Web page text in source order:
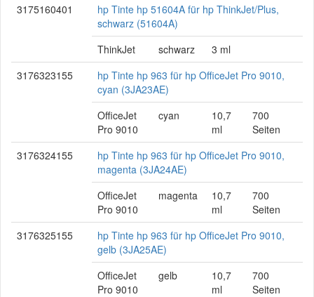
3175160401
hp Tinte hp 51604A für hp ThinkJet/Plus,
schwarz (51604A)
ThinkJet
schwarz
3 ml
3176323155
hp Tinte hp 963 für hp OfficeJet Pro 9010,
cyan (3JA23AE)
OfficeJet
Pro 9010
cyan
10,7
ml
700
Seiten
3176324155
hp Tinte hp 963 für hp OfficeJet Pro 9010,
magenta (3JA24AE)
OfficeJet
Pro 9010
magenta
10,7
ml
700
Seiten
3176325155
hp Tinte hp 963 für hp OfficeJet Pro 9010,
gelb (3JA25AE)
OfficeJet
Pro 9010
gelb
10,7
ml
700
Seiten